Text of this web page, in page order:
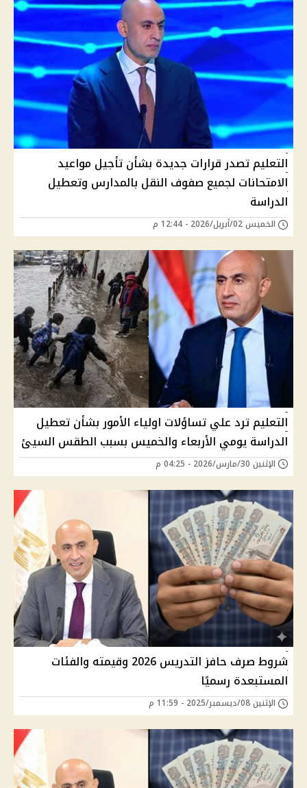
التعليم تصدر قرارات جديدة بشأن تأجيل مواعيد
الامتحانات لجميع صفوف النقل بالمدارس وتعطيل
الدراسة
الخميس 02/أبريل/2026 - 12:44 م
التعليم ترد علي تساؤلات اولياء الأمور بشأن تعطيل
الدراسة يومي الأربعاء والخميس بسبب الطقس السيئ
الإثنين 30/مارس/2026 - 04:25 م
شروط صرف حافز التدريس 2026 وقيمته والفئات
المستبعدة رسميًا
الإثنين 08/ديسمبر/2025 - 11:59 م